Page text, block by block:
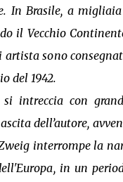
In Brasile, a
il Vecchio
sono
del 1942.
intreccia con
dell’autore,
interrompe la
in un